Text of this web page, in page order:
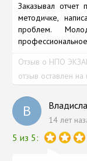
Заказывал отчет
методичке,
проблем.
Отзыв о НПО
отзыв оставлен на
В 14 лет
5 из 5: